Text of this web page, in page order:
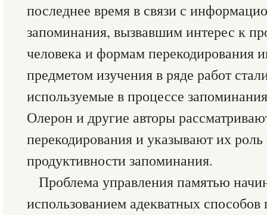
последнее время в связи с
запоминания, вызвавшим интерес к
человека и формам перекодирования
предметом изучения в ряде работ
используемые в процессе
Олерон и другие авторы
перекодирования и указывают их
продуктивности запоминания.
Проблема управления памятью
использованием адекватных способов